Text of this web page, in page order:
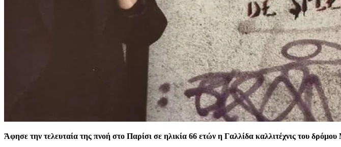
Άφησε την τελευταία της πνοή στο Παρίσι σε ηλικία 66 ετών η Γαλλίδα καλλιτέχνις του